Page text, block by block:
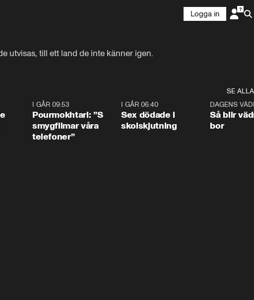
Logga in
utvisas, till ett land de inte känner igen.
SE ALLA
I GÅR 09:53
Pourmokhtari: ”S
smygfilmar våra
telefoner”
I GÅR 06:40
Sex dödade i
skolskjutning
DAGENS
Så blir
bor